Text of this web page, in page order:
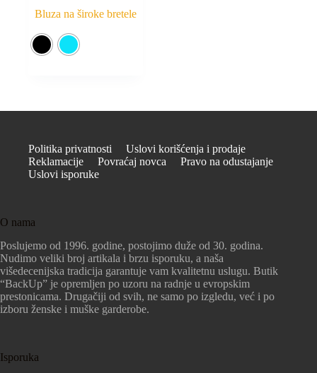
Bluza na široke bretele
Politika privatnosti
Uslovi korišćenja i prodaje
Reklamacije
Povraćaj novca
Pravo na odustajanje
Uslovi isporuke
O nama
Poslujemo od 1996. godine, postojimo duže od 30. godina.
Nudimo veliki broj artikala i brzu isporuku, a naša
višedecenijska tradicija garantuje vam kvalitetnu uslugu. Butik
“BackUp” je opremljen po uzoru na radnje u evropskim
prestonicama. Drugačiji od svih, ne samo po izgledu, već i po
izboru ženske i muške garderobe.
Isporuka